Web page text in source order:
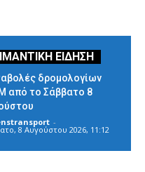
δρομολογίων
από το Σάββατο 8
-
8 Αυγούστου 2026, 11:12